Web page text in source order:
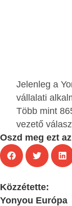
Jelenleg a
vállalati
Több mint
vezető
Oszd meg ezt
Közzétette:
Yonyou Európa